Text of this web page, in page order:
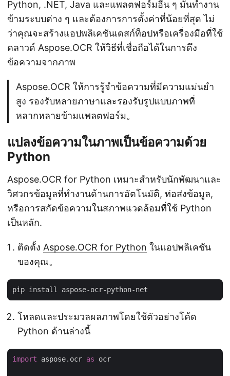
Python, .NET, Java และแพลตฟอร์มอื่น ๆ มันทำงาน
ข้ามระบบต่าง ๆ และต้องการการตั้งค่าที่น้อยที่สุด ไม่
ว่าคุณจะสร้างแอปพลิเคชันเดสก์ท็อปหรือเครื่องมือที่ใช้
คลาวด์ Aspose.OCR ให้วิธีที่เชื่อถือได้ในการดึง
ข้อความจากภาพ
Aspose.OCR ให้การรู้จำข้อความที่มีความแม่นยำ
สูง รองรับหลายภาษาและรองรับรูปแบบภาพที่
หลากหลายข้ามแพลตฟอร์ม。
แปลงข้อความในภาพเป็นข้อความด้วย
Python
Aspose.OCR for Python เหมาะสำหรับนักพัฒนาและ
วิศวกรข้อมูลที่ทำงานด้านการอัตโนมัติ, ท่อส่งข้อมูล,
หรือการสกัดข้อความในสภาพแวดล้อมที่ใช้ Python
เป็นหลัก.
ติดตั้ง Aspose.OCR for Python ในแอปพลิเคชัน
ของคุณ。
โหลดและประมวลผลภาพโดยใช้ตัวอย่างโค้ด
Python ด้านล่างนี้
import aspose.ocr as ocr